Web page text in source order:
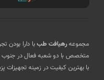
مجموعهرهیافت طب
متخصص با دو شعبه فعال در جنوب
با بهترین کیفیت در زمینه تجهیزات